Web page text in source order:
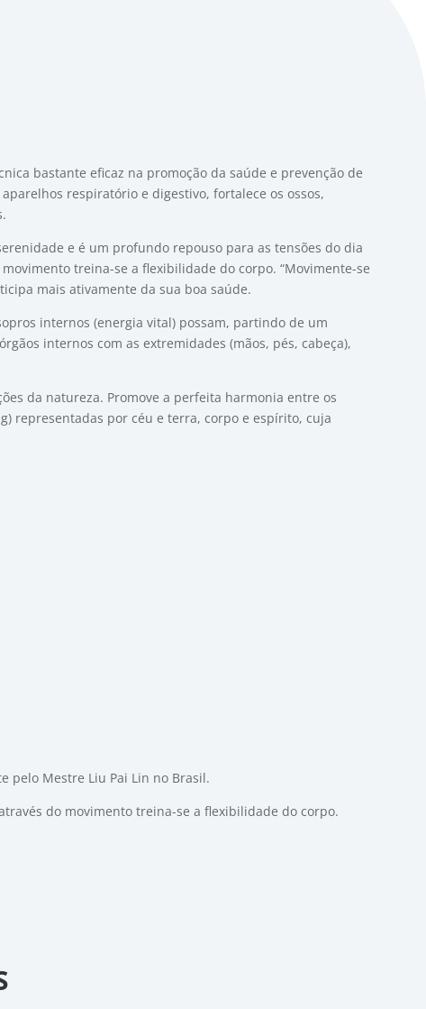
bastante eficaz na promoção da saúde e prevenção de
respiratório e digestivo, fortalece os ossos,
e é um profundo repouso para as tensões do dia
treina-se a flexibilidade do corpo. “Movimente-se
mais ativamente da sua boa saúde.
internos (energia vital) possam, partindo de um
internos com as extremidades (mãos, pés, cabeça),
da natureza. Promove a perfeita harmonia entre os
representadas por céu e terra, corpo e espírito, cuja
pelo Mestre Liu Pai Lin no Brasil.
do movimento treina-se a flexibilidade do corpo.